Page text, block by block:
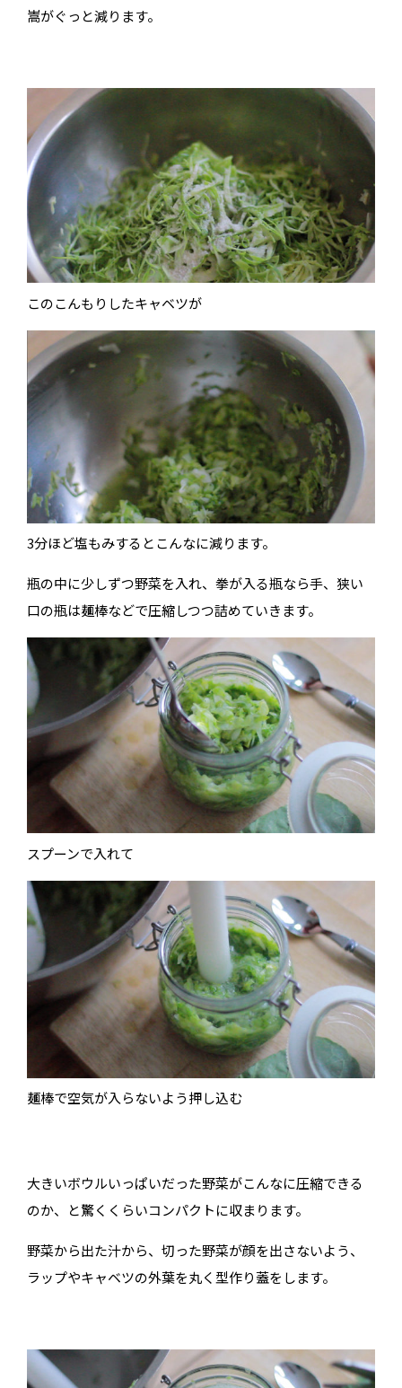
嵩がぐっと減ります。
このこんもりしたキャベツが
3分ほど塩もみするとこんなに減ります。
瓶の中に少しずつ野菜を入れ、拳が入る瓶なら手、狭い
口の瓶は麺棒などで圧縮しつつ詰めていきます。
スプーンで入れて
麺棒で空気が入らないよう押し込む
大きいボウルいっぱいだった野菜がこんなに圧縮できる
のか、と驚くくらいコンパクトに収まります。
野菜から出た汁から、切った野菜が顔を出さないよう、
ラップやキャベツの外葉を丸く型作り蓋をします。